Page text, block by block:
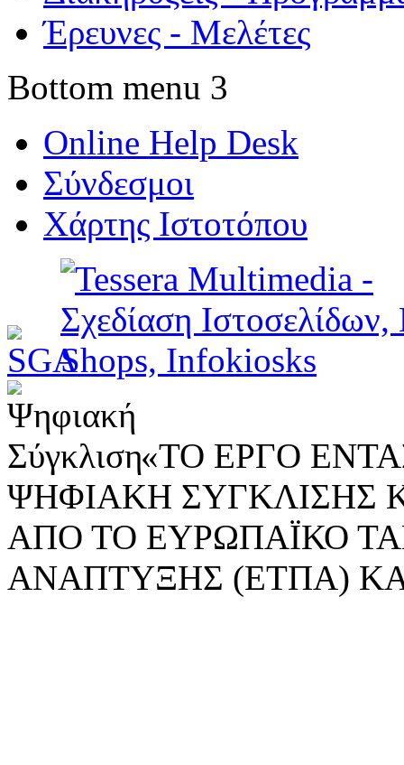
Έρευνες - Μελέτες
Bottom menu 3
Online Help Desk
Σύνδεσμοι
Χάρτης Ιστοτόπου
«ΤΟ ΕΡΓΟ
ΨΗΦΙΑΚΗ ΣΥΓΚΛΙΣΗΣ
ΑΠΟ ΤΟ ΕΥΡΩΠΑΪΚΟ
ΑΝΑΠΤΥΞΗΣ (ΕΤΠΑ)